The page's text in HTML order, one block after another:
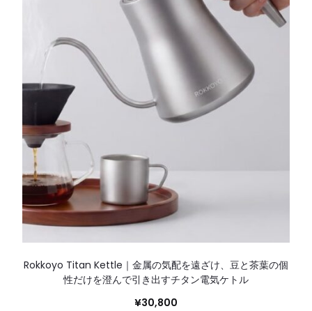
Rokkoyo Titan Kettle｜金属の気配を遠ざけ、豆と茶葉の個
性だけを澄んで引き出すチタン電気ケトル
¥30,800